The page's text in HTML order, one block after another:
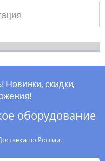
Новинки, скидки,
оборудование
по России.